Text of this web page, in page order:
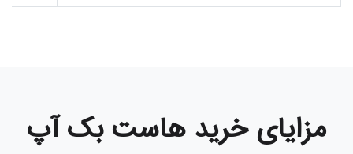
مزایای خرید هاست بک آپ